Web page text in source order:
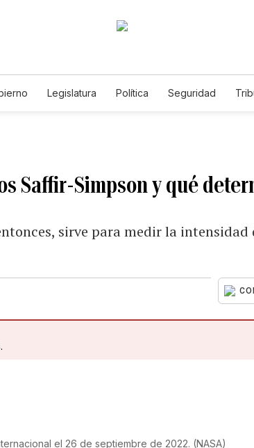
Legislatura Política Seguridad
Saffir-Simpson y qué
sirve para medir la intensidad
el 26 de septiembre de 2022. (NASA)